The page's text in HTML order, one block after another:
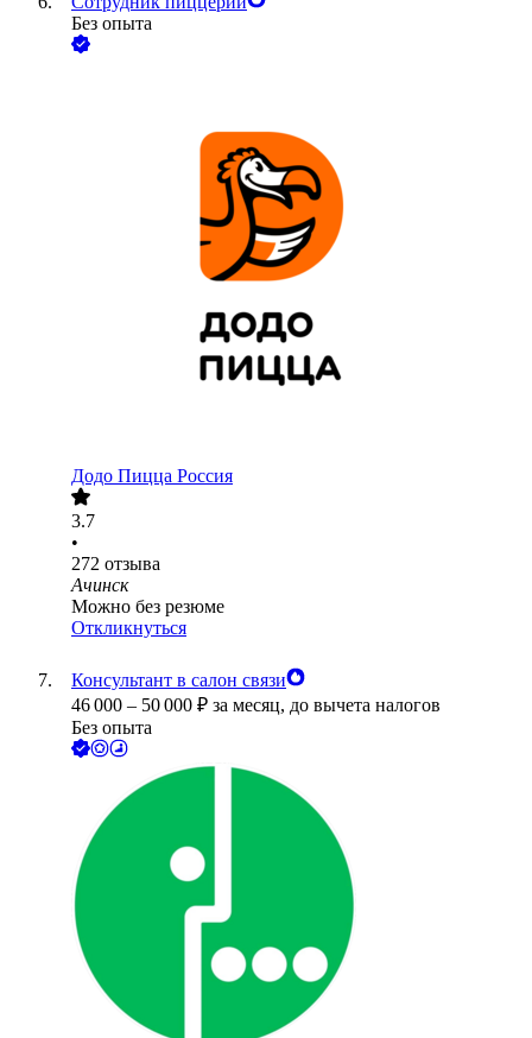
Без опыта
Додо Пицца Россия
3.7
•
272 отзыва
Ачинск
Можно без резюме
Откликнуться
Консультант в салон связи
46 000 – 50 000 ₽ за месяц, до вычета налогов
Без опыта